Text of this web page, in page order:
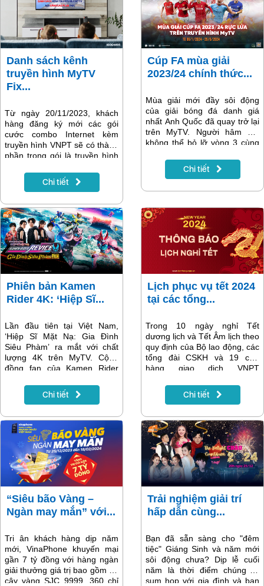
Danh sách kênh
truyền hình MyTV
Fix...
Từ ngày 20/11/2023, khách
hàng đăng ký mới các gói
cước combo Internet kèm
truyền hình VNPT sẽ có thành
phần trong gói là truyền hình
cước này bao gồm 170 kênh,
trong đó có 119 kênh tín hiệu
Chi tiết
Cúp FA mùa giải
2023/24 chính thức...
Mùa giải mới đầy sôi động
của giải bóng đá danh giá
nhất Anh Quốc đã quay trở lại
trên MyTV. Người hâm mộ
không thể bỏ lỡ vòng 3 cùng
duyên nợ giữa Arsenal và
Liverpool. Đón xem trực tiếp
đầu từ ngày 05/1 này.
Chi tiết
Phiên bản Kamen
Rider 4K: ‘Hiệp Sĩ...
Lần đầu tiên tại Việt Nam,
‘Hiệp Sĩ Mặt Nạ: Gia Đình
Siêu Phàm’ ra mắt với chất
lượng 4K trên MyTV. Cộng
đồng fan của Kamen Rider
thức phim điện ảnh có điểm
IMDB 7.1/10 này nhé.
Chi tiết
Lịch phục vụ tết 2024
tại các tổng...
Trong 10 ngày nghỉ Tết
dương lịch và Tết Âm lịch theo
quy định của Bộ lao động, các
tổng đài CSKH và 19 cửa
hàng giao dịch VNPT
sàng phục vụ khách hàng.
Cùng cập nhật thông tin chi
Chi tiết
“Siêu bão Vàng –
Ngàn may mắn” với...
Tri ân khách hàng dịp năm
mới, VinaPhone khuyến mại
gần 7 tỷ đồng với hàng ngàn
giải thưởng giá trị bao gồm 40
cây vàng SJC 9999, 360 chỉ
Trải nghiệm giải trí
hấp dẫn cùng...
Bạn đã sẵn sàng cho "đêm
tiệc" Giáng Sinh và năm mới
sôi động chưa? Dịp lễ cuối
năm là thời điểm chúng ta
sum họp với gia đình và bạn